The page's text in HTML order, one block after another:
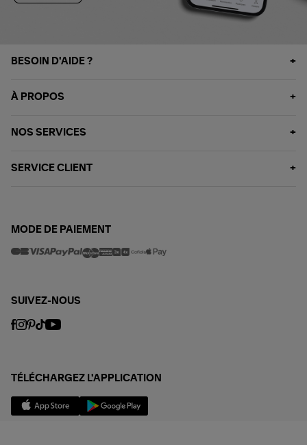
BESOIN D'AIDE ?
À PROPOS
NOS SERVICES
SERVICE CLIENT
MODE DE PAIEMENT
SUIVEZ-NOUS
TÉLÉCHARGEZ L'APPLICATION